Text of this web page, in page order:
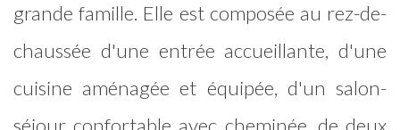
grande famille. Elle est composée au rez-de-
chaussée d'une entrée accueillante, d'une
cuisine aménagée et équipée, d'un salon-